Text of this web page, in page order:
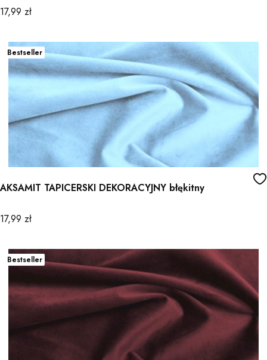
Cena
17,99 zł
Bestseller
AKSAMIT TAPICERSKI DEKORACYJNY błękitny
Cena
17,99 zł
Bestseller